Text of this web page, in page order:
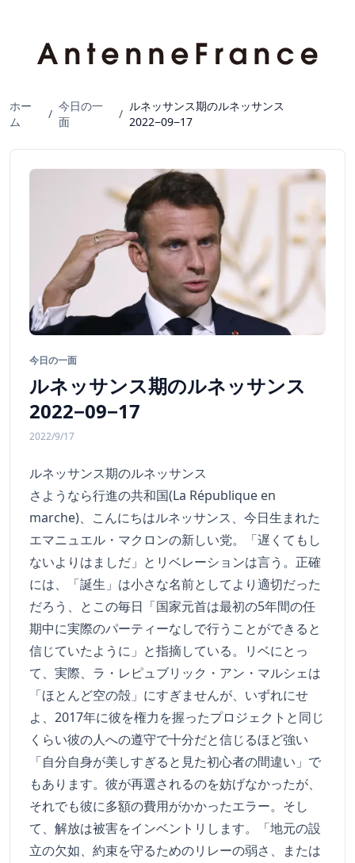
ホー
ム
/
今日の一
面
/
ルネッサンス期のルネッサンス
2022−09−17
今日の一面
ルネッサンス期のルネッサンス
2022−09−17
2022/9/17
ルネッサンス期のルネッサンス
さようなら行進の共和国(La République en
marche)、こんにちはルネッサンス、今日生まれた
エマニュエル・マクロンの新しい党。「遅くてもし
ないよりはましだ」とリベレーションは言う。正確
には、「誕生」は小さな名前としてより適切だった
だろう、とこの毎日「国家元首は最初の5年間の任
期中に実際のパーティーなしで行うことができると
信じていたように」と指摘している。リベにとっ
て、実際、ラ・レピュブリック・アン・マルシェは
「ほとんど空の殻」にすぎませんが、いずれにせ
よ、2017年に彼を権力を握ったプロジェクトと同じ
くらい彼の人への遵守で十分だと信じるほど強い
「自分自身が美しすぎると見た初心者の間違い」で
もあります。彼が再選されるのを妨げなかったが、
それでも彼に多額の費用がかかったエラー。そし
て、解放は被害をインベントリします。「地元の設
立の欠如、約束を守るためのリレーの弱さ、または